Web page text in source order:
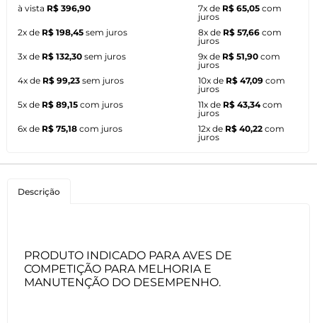
à vista R$ 396,90
2x de R$ 198,45 sem juros
3x de R$ 132,30 sem juros
4x de R$ 99,23 sem juros
5x de R$ 89,15 com juros
6x de R$ 75,18 com juros
7x de R$ 65,05 com
juros
8x de R$ 57,66 com
juros
9x de R$ 51,90 com
juros
10x de R$ 47,09 com
juros
11x de R$ 43,34com
juros
12x de R$ 40,22 com
juros
Descrição
PRODUTO INDICADO PARA AVES DE
COMPETIÇÃO PARA MELHORIA E
MANUTENÇÃO DO DESEMPENHO.